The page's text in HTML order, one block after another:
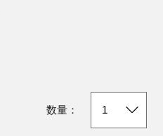
数量：